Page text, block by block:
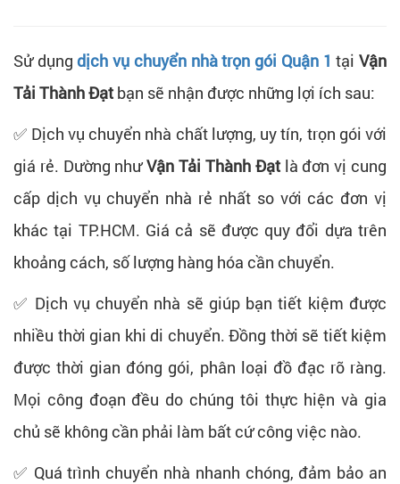
Sử dụngdịch vụ chuyển nhà trọn gói Quận 1 tạiVận
Tải Thành Đạt bạn sẽ nhận được những lợi ích sau:
✅ Dịch vụ chuyển nhà chất lượng, uy tín, trọn gói với
giá rẻ. Dường nhưVận Tải Thành Đạtlà đơn vị cung
cấp dịch vụ chuyển nhà rẻ nhất so với các đơn vị
khác tại TP.HCM. Giá cả sẽ được quy đổi dựa trên
khoảng cách, số lượng hàng hóa cần chuyển.
✅ Dịch vụ chuyển nhà sẽ giúp bạn tiết kiệm được
nhiều thời gian khi di chuyển. Đồng thời sẽ tiết kiệm
được thời gian đóng gói, phân loại đồ đạc rõ ràng.
Mọi công đoạn đều do chúng tôi thực hiện và gia
chủ sẽ không cần phải làm bất cứ công việc nào.
✅ Quá trình chuyển nhà nhanh chóng, đảm bảo an